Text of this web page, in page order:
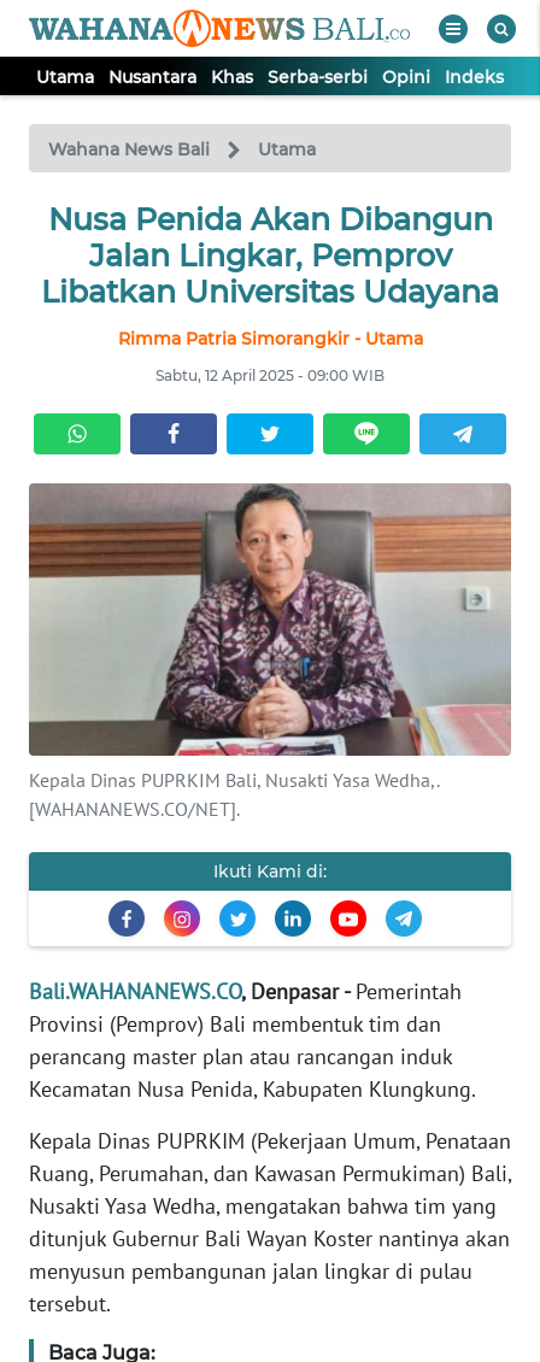
Utama Nusantara Khas Serba-serbi Opini Indeks
Wahana News Bali Utama
Nusa Penida Akan Dibangun
Jalan Lingkar, Pemprov
Libatkan Universitas Udayana
Rimma Patria Simorangkir - Utama
Sabtu, 12 April 2025 - 09:00 WIB
Kepala Dinas PUPRKIM Bali, Nusakti Yasa Wedha,.
[WAHANANEWS.CO/NET].
Ikuti Kami di:
Bali.WAHANANEWS.CO, Denpasar -Pemerintah
Provinsi (Pemprov) Bali membentuk tim dan
perancang master plan atau rancangan induk
Kecamatan Nusa Penida, Kabupaten Klungkung.
Kepala Dinas PUPRKIM (Pekerjaan Umum, Penataan
Ruang, Perumahan, dan Kawasan Permukiman) Bali,
Nusakti Yasa Wedha, mengatakan bahwa tim yang
ditunjuk Gubernur Bali Wayan Koster nantinya akan
menyusun pembangunan jalan lingkar di pulau
tersebut.
Baca Juga:
TV
Tutup
UTAMA
NUSANTARA
SERBA-
SERBI
Informasi
KONTAK
INFO
TENTANG
PEDOMAN
MEDIA
SIBER
REDAKSI
KARIR
DISCLAIMER
News
Regional